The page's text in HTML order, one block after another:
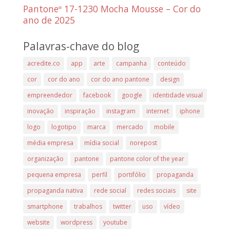
Pantone®17-1230 Mocha Mousse – Cor do
ano de 2025
Palavras-chave do blog
acredite.co app arte campanha
conteúdo
cor
cor do ano cor do ano pantone
design
empreendedor
facebook google
identidade visual
inovação
inspiração instagram internet
iphone
logo
logotipo marca mercado
mobile
média empresa
mídia social
norepost
organização
pantone
pantone color of the year
pequena empresa
perfil portifólio
propaganda
propaganda nativa
rede social redes sociais
site
smartphone
trabalhos twitter uso
vídeo
website
wordpress youtube